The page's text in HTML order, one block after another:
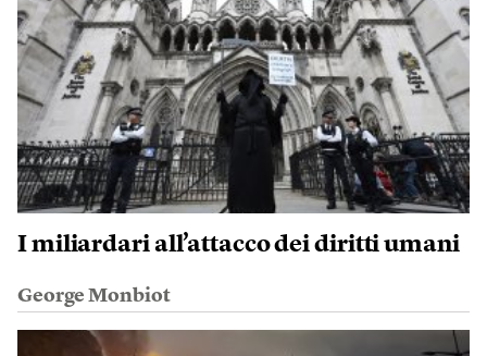
I miliardari all’attacco dei diritti umani
George Monbiot